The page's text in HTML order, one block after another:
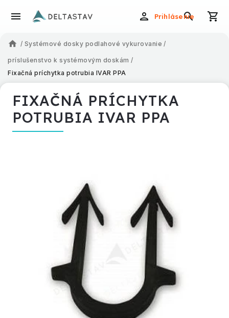
Prihlásenie
/ Systémové dosky podlahové vykurovanie /
príslušenstvo k systémovým doskám /
Fixačná príchytka potrubia IVAR PPA
FIXAČNÁ PRÍCHYTKA
POTRUBIA IVAR PPA